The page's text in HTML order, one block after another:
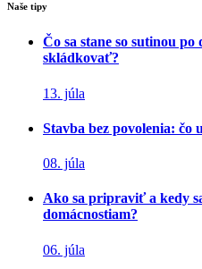
Naše tipy
Čo sa stane so sutinou
skládkovať?
13. júla
Stavba bez povolenia: čo
08. júla
Ako sa pripraviť a kedy
domácnostiam?
06. júla